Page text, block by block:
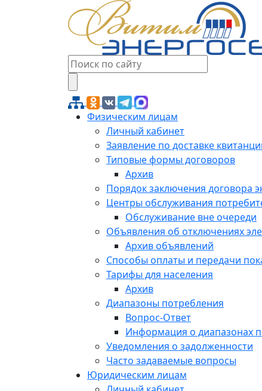
Физическим лицам
Личный кабинет
Заявление по доставке
Типовые формы договоров
Архив
Порядок заключения договора
Центры обслуживания
Обслуживание вне очереди
Объявления об отключениях
Архив объявлений
Способы оплаты и передачи
Тарифы для населения
Архив
Диапазоны потребления
Вопрос-Ответ
Информация о диапазонах
Уведомления о задолженности
Часто задаваемые вопросы
Юридическим лицам